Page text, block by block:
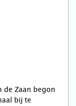
de Zaan begon
bij te